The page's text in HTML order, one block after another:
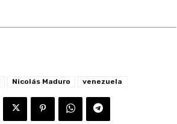
Nicolás Maduro venezuela